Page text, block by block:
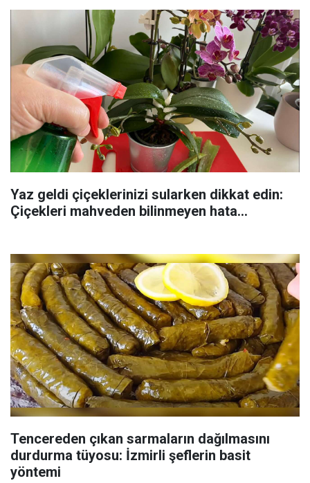
Yaz geldi çiçeklerinizi sularken dikkat edin:
Çiçekleri mahveden bilinmeyen hata...
Tencereden çıkan sarmaların dağılmasını
durdurma tüyosu: İzmirli şeflerin basit
yöntemi